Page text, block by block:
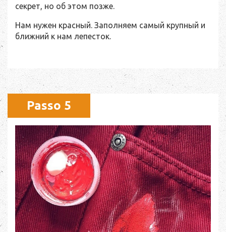
секрет, но об этом позже.
Нам нужен красный. Заполняем самый крупный и
ближний к нам лепесток.
Passo 5